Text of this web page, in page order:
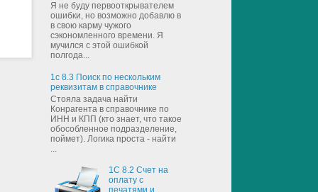
Я не буду первооткрывателем
ошибки, но возможно добавлю в
в свою карму чужого
сэкономленного времени. Я
мучился с этой ошибкой
полгода...
1с 8.3 Поиск по нескольким
реквизитам в справочнике
Стояла задача найти
Конрагента в справочнике по
ИНН и КПП (кто знает, что такое
обособленное подразделение,
поймет). Логика проста - найти
1С 8.2 Счет на
оплату с